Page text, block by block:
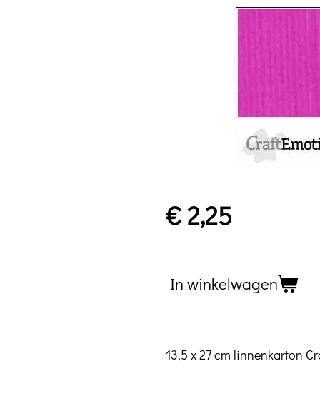
€ 2,25
In winkelwagen
13,5 x 27 cm linnenkarton